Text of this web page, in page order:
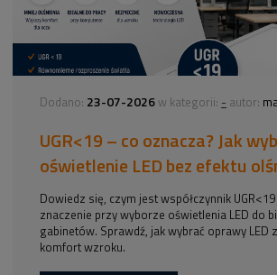
Dodano: 23-07-2026 w kategorii: - autor:
UGR<19 – co oznacza? Jak
oświetlenie LED bez efektu
Dowiedz się, czym jest współczynnik
znaczenie przy wyborze oświetlenia LED do
gabinetów. Sprawdź, jak wybrać oprawy LED
komfort wzroku.